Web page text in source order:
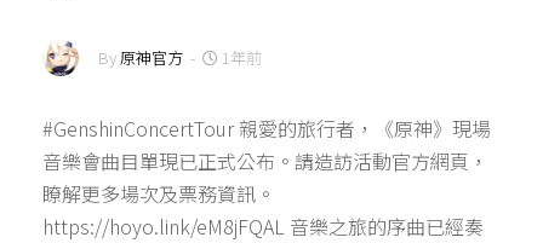
By原神官方 - 1年前
#GenshinConcertTour 親愛的旅行者，《原神》現場
音樂會曲目單現已正式公布。請造訪活動官方網頁，
瞭解更多場次及票務資訊。
https://hoyo.link/eM8jFQAL 音樂之旅的序曲已經奏